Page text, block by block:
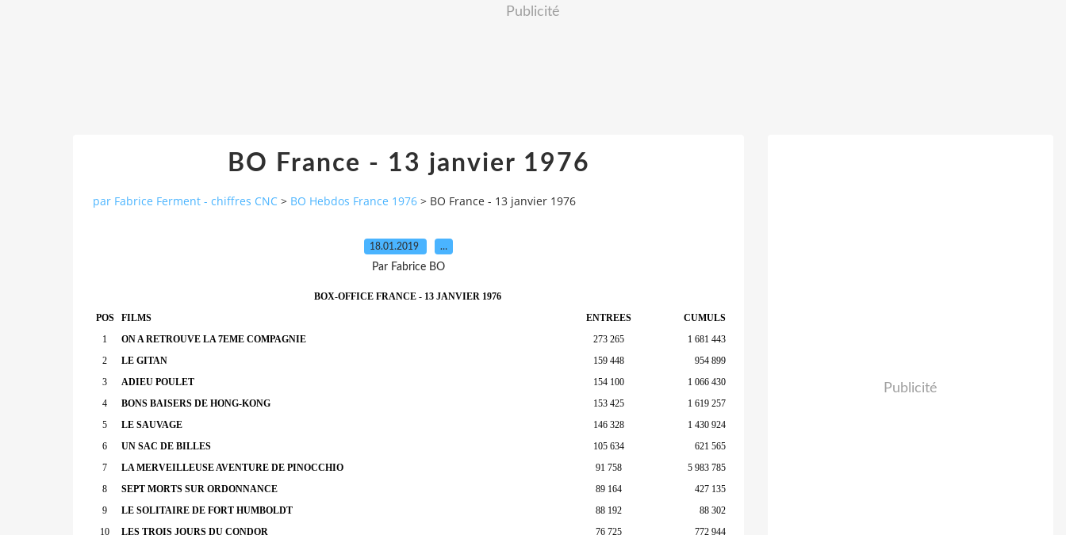
Publicité
BO France - 13 janvier 1976
par Fabrice Ferment - chiffres CNC > BO Hebdos France 1976 > BO France - 13 janvier 1976
18.01.2019 …
Par Fabrice BO
BOX-OFFICE FRANCE - 13 JANVIER 1976
POS
FILMS ENTREES
CUMULS
1
ON A RETROUVE LA 7EME COMPAGNIE 273 265
1 681 443
2
LE GITAN 159 448
954 899
3
ADIEU POULET 154 100
1 066 430
4
BONS BAISERS DE HONG-KONG 153 425
1 619 257
5
LE SAUVAGE 146 328
1 430 924
6
UN SAC DE BILLES 105 634
621 565
7
LA MERVEILLEUSE AVENTURE DE PINOCCHIO 91 758
5 983 785
8
SEPT MORTS SUR ORDONNANCE 89 164
427 135
9
LE SOLITAIRE DE FORT HUMBOLDT 88 192
88 302
10
LES TROIS JOURS DU CONDOR 76 725
772 944
Publicité